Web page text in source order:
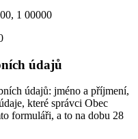
1 00000
údajů
údajů: jméno a příjmení,
které správci Obec
formuláři, a to na dobu 28